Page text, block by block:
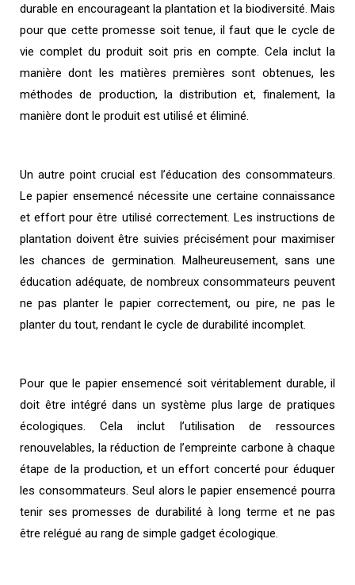
durable en encourageant la plantation et la biodiversité. Mais
pour que cette promesse soit tenue, il faut que le cycle de
vie complet du produit soit pris en compte. Cela inclut la
manière dont les matières premières sont obtenues, les
méthodes de production, la distribution et, finalement, la
manière dont le produit est utilisé et éliminé.
Un autre point crucial est l’éducation des consommateurs.
Le papier ensemencé nécessite une certaine connaissance
et effort pour être utilisé correctement. Les instructions de
plantation doivent être suivies précisément pour maximiser
les chances de germination. Malheureusement, sans une
éducation adéquate, de nombreux consommateurs peuvent
ne pas planter le papier correctement, ou pire, ne pas le
planter du tout, rendant le cycle de durabilité incomplet.
Pour que le papier ensemencé soit véritablement durable, il
doit être intégré dans un système plus large de pratiques
écologiques. Cela inclut l’utilisation de ressources
renouvelables, la réduction de l’empreinte carbone à chaque
étape de la production, et un effort concerté pour éduquer
les consommateurs. Seul alors le papier ensemencé pourra
tenir ses promesses de durabilité à long terme et ne pas
être relégué au rang de simple gadget écologique.